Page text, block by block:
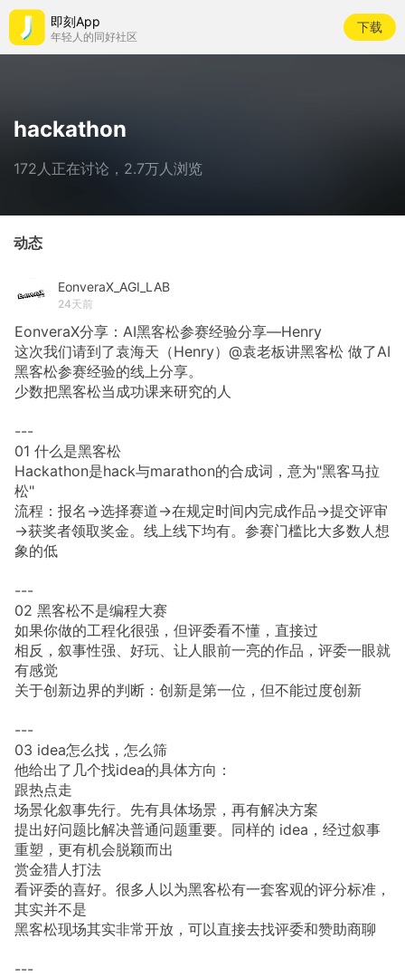
即刻App
年轻人的同好社区
下载
hackathon
172人正在讨论，2.7万人浏览
动态
EonveraX_AGI_LAB
24天前
EonveraX分享：AI黑客松参赛经验分享—Henry
这次我们请到了袁海天（Henry）@袁老板讲黑客松 做了AI
黑客松参赛经验的线上分享。
少数把黑客松当成功课来研究的人
---
01 什么是黑客松
Hackathon是hack与marathon的合成词，意为"黑客马拉
松"
流程：报名→选择赛道→在规定时间内完成作品→提交评审
→获奖者领取奖金。线上线下均有。参赛门槛比大多数人想
象的低
---
02 黑客松不是编程大赛
如果你做的工程化很强，但评委看不懂，直接过
相反，叙事性强、好玩、让人眼前一亮的作品，评委一眼就
有感觉
关于创新边界的判断：创新是第一位，但不能过度创新
---
03 idea怎么找，怎么筛
他给出了几个找idea的具体方向：
跟热点走
场景化叙事先行。先有具体场景，再有解决方案
提出好问题比解决普通问题重要。同样的 idea，经过叙事
重塑，更有机会脱颖而出
赏金猎人打法
看评委的喜好。很多人以为黑客松有一套客观的评分标准，
其实并不是
黑客松现场其实非常开放，可以直接去找评委和赞助商聊
---